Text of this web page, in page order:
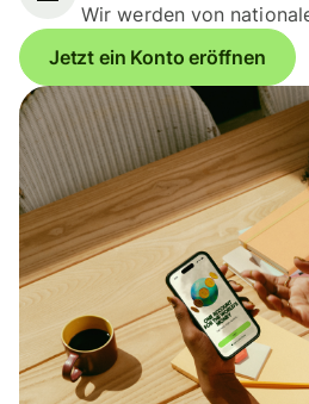
Wir werden von
Jetzt ein Konto eröffnen